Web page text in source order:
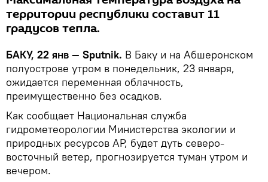
территории республики составит 11
градусов тепла.
БАКУ, 22 янв — Sputnik. В Баку и на Абшеронском
полуострове утром в понедельник, 23 января,
ожидается переменная облачность,
преимущественно без осадков.
Как сообщает Национальная служба
гидрометеорологии Министерства экологии и
природных ресурсов АР, будет дуть северо-
восточный ветер, прогнозируется туман утром и
вечером.